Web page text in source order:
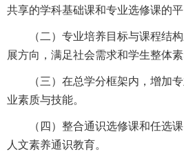
共享的学科基础课和专业选修课的平
（二）专业培养目标与课程结
展方向，满足社会需求和学生整体素
（三）在总学分框架内，增加
业素质与技能。
（四）整合通识选修课和任选
人文素养通识教育。